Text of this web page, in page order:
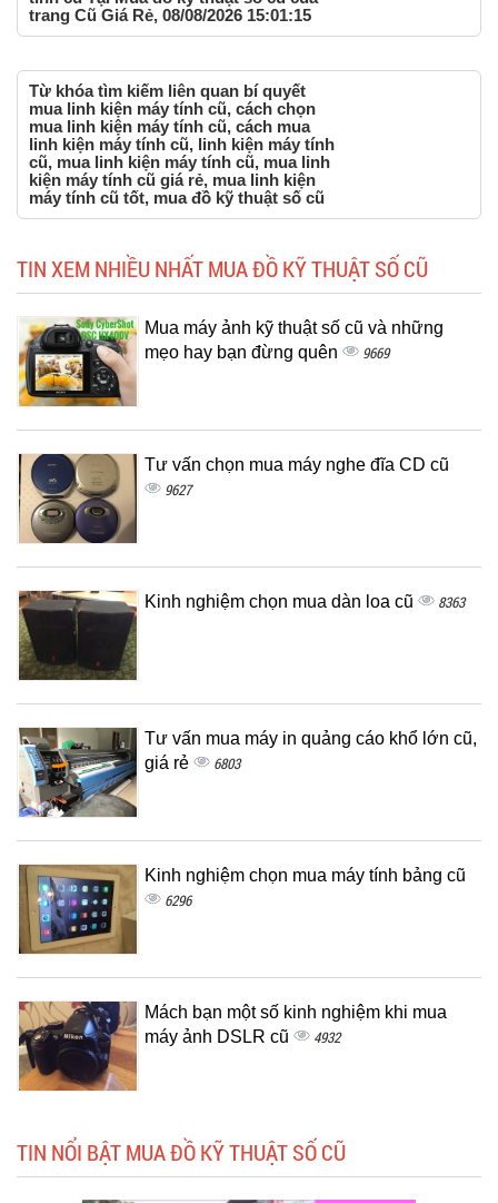
trang Cũ Giá Rẻ, 08/08/2026 15:01:15
Từ khóa tìm kiếm liên quan bí quyết
mua linh kiện máy tính cũ, cách chọn
mua linh kiện máy tính cũ, cách mua
linh kiện máy tính cũ, linh kiện máy tính
cũ, mua linh kiện máy tính cũ, mua linh
kiện máy tính cũ giá rẻ, mua linh kiện
máy tính cũ tốt, mua đồ kỹ thuật số cũ
TIN XEM NHIỀU NHẤT MUA ĐỒ KỸ THUẬT SỐ CŨ
Mua máy ảnh kỹ thuật số cũ và những
mẹo hay bạn đừng quên
9669
Tư vấn chọn mua máy nghe đĩa CD cũ
9627
Kinh nghiệm chọn mua dàn loa cũ 8363
Tư vấn mua máy in quảng cáo khổ lớn cũ,
giá rẻ
6803
Kinh nghiệm chọn mua máy tính bảng cũ
6296
Mách bạn một số kinh nghiệm khi mua
máy ảnh DSLR cũ
4932
TIN NỔI BẬT MUA ĐỒ KỸ THUẬT SỐ CŨ